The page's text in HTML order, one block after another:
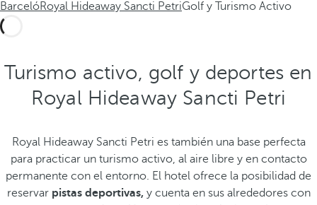
BarcelóRoyal Hideaway Sancti PetriGolf y Turismo Activo
Turismo activo, golf y deportes en
Royal Hideaway Sancti Petri
Royal Hideaway Sancti Petri es también una base perfecta
para practicar un turismo activo, al aire libre y en contacto
permanente con el entorno. El hotel ofrece la posibilidad de
reservar pistas deportivas,y cuenta en sus alrededores con